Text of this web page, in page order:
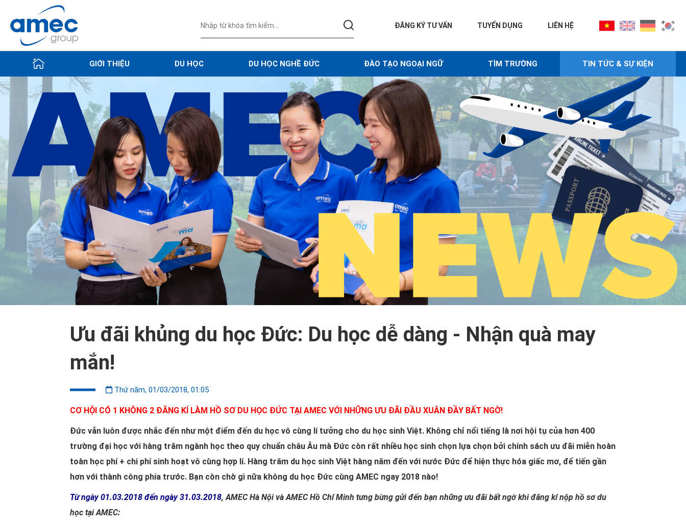
ĐĂNG KÝ TƯ VẤN TUYỂN DỤNG LIÊN HỆ
GIỚI THIỆU DU HỌC DU HỌC NGHỀ ĐỨC ĐÀO TẠO NGOẠI NGỮ TÌM TRƯỜNG TIN TỨC & SỰ KIỆN
Ưu đãi khủng du học Đức: Du học dễ dàng - Nhận quà may
mắn!
Thứ năm, 01/03/2018, 01:05
CƠ HỘI CÓ 1 KHÔNG 2 ĐĂNG KÍ LÀM HỒ SƠ DU HỌC ĐỨC TẠI AMEC VỚI NHỮNG ƯU ĐÃI ĐẦU XUÂN ĐẦY BẤT NGỜ!
Đức vẫn luôn được nhắc đến như một điểm đến du học vô cùng lí tưởng cho du học sinh Việt. Không chỉ nổi tiếng là nơi hội tụ của hơn 400
trường đại học với hàng trăm ngành học theo quy chuẩn châu Âu mà Đức còn rất nhiều học sinh chọn lựa chọn bởi chính sách ưu đãi miễn hoàn
toàn học phí + chi phí sinh hoạt vô cùng hợp lí. Hàng trăm du học sinh Việt hàng năm đến với nước Đức để hiện thực hóa giấc mơ, để tiến gần
hơn với thành công phía trước. Bạn còn chờ gì nữa không du học Đức cùng AMEC ngay 2018 nào!
Từ ngày 01.03.2018 đến ngày 31.03.2018, AMEC Hà Nội và AMEC Hồ Chí Minh tưng bừng gửi đến bạn những ưu đãi bất ngờ khi đăng kí nộp hồ sơ du
học tại AMEC: